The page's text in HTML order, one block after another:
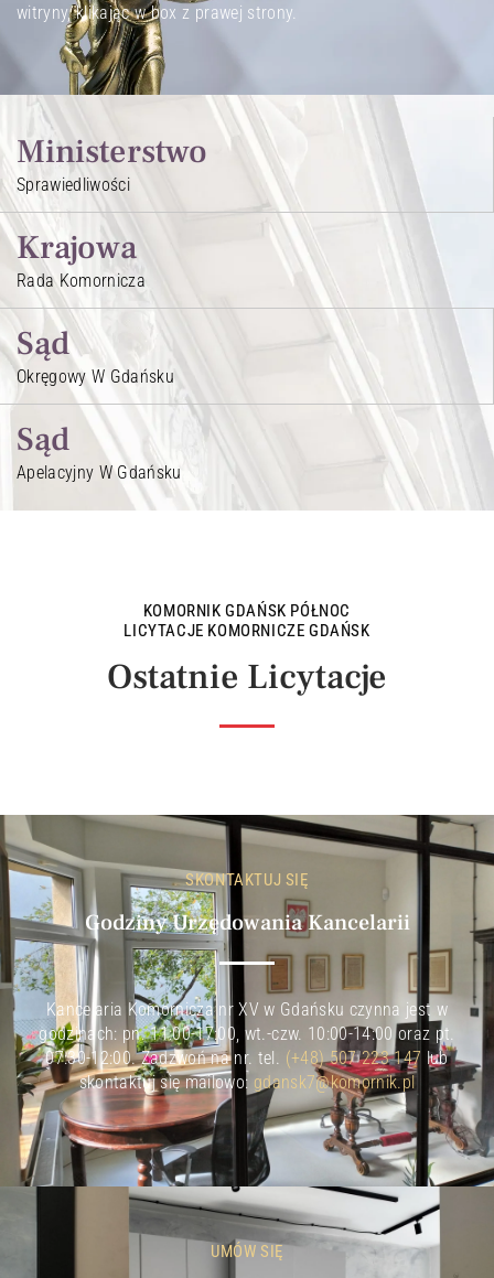
witryny, klikając w box z prawej strony.
Ministerstwo
Sprawiedliwości
Krajowa
Rada Komornicza
Sąd
Okręgowy W Gdańsku
Sąd
Apelacyjny W Gdańsku
KOMORNIK GDAŃSK PÓŁNOC
LICYTACJE KOMORNICZE GDAŃSK
Ostatnie Licytacje
SKONTAKTUJ SIĘ
Godziny Urzędowania Kancelarii
Kancelaria Komornicza nr XV w Gdańsku czynna jest w
godzinach: pn. 11:00-17:00, wt.-czw. 10:00-14:00 oraz pt.
07:30-12:00. Zadzwoń na nr. tel. (+48) 507 223 147 lub
skontaktuj się mailowo: gdansk7@komornik.pl
UMÓW SIĘ